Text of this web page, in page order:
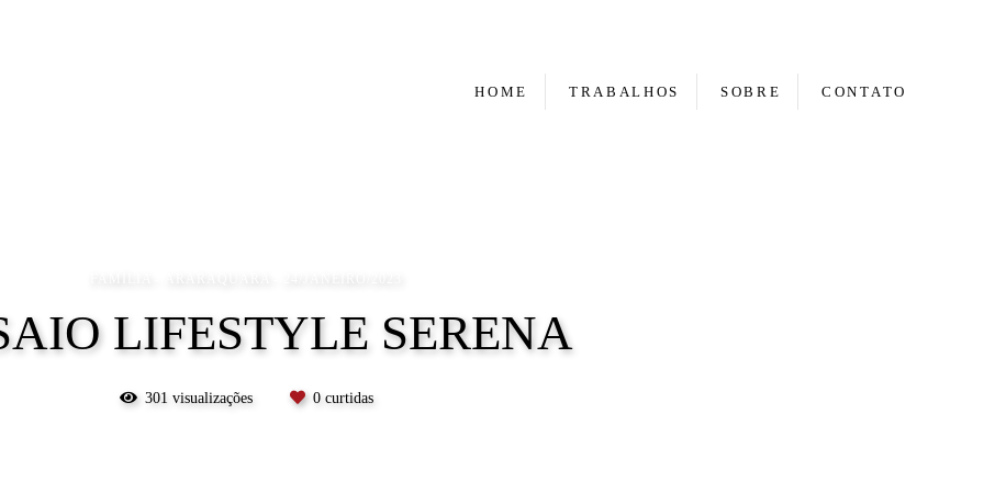
HOME TRABALHOS SOBRE CONTATO
LIFESTYLE SERENA
301 visualizações 0curtidas